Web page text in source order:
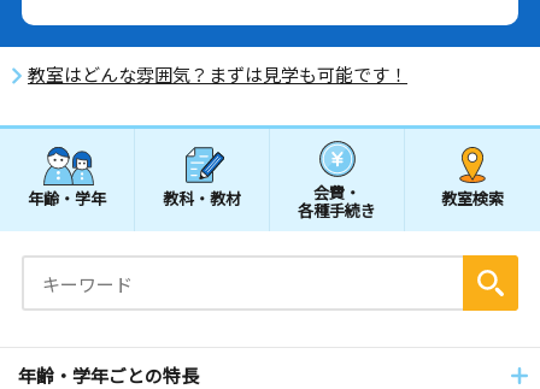
教室はどんな雰囲気？まずは見学も可能です！
年齢・学年 教科・教材 会費・
各種手続き
教室検索
年齢・学年ごとの特長